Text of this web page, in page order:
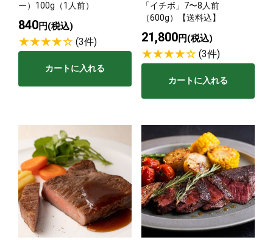
ー）100g（1人前）
840円(税込)
(3件)
カートに入れる
「イチボ」7〜8人前
（600g）【送料込】
21,800円(税込)
(3件)
カートに入れる